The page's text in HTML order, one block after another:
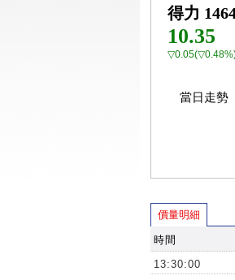
得力
10.35
當日走勢
價量明細
時間
13:30:00